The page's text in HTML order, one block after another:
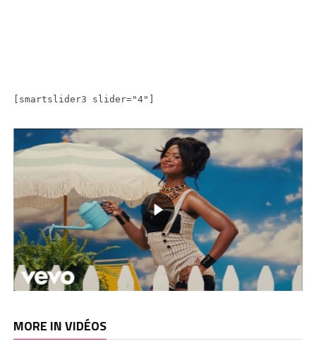
[smartslider3 slider="4"]
MORE IN VIDÉOS